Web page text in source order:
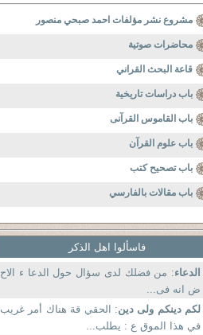
مشروع نشر مؤلفات احمد صبحي منصور
محاضرات صوتية
قاعة البحث القراني
باب دراسات تاريخية
باب القاموس القرآنى
باب علوم القرآن
باب تصحيح كتب
باب مقالات بالفارسي
فاسألوا اهل الذكر
الدعاء: من فضلك لدى سؤال حول الدعا ء الاح
ض انه فى...
لكم دينكم ولى دين: الحقي قة هناك أمر غريب
في هذا الموق ع : يطلب...